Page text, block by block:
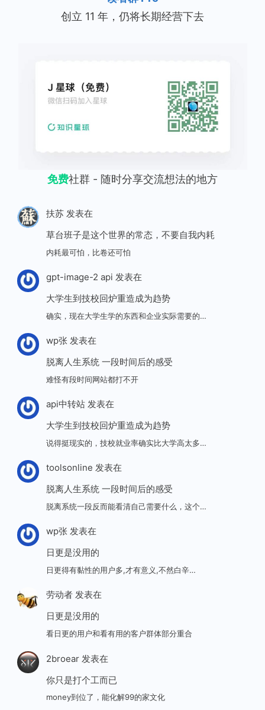
创立 11 年，仍将长期经营下去
免费社群 - 随时分享交流想法的地方
扶苏发表在
草台班子是这个世界的常态，不要自我内耗
内耗最可怕，比卷还可怕
gpt-image-2 api 发表在
大学生到技校回炉重造成为趋势
确实，现在大学生学的东西和企业实际需要的…
wp张发表在
脱离人生系统 一段时间后的感受
难怪有段时间网站都打不开
api中转站发表在
大学生到技校回炉重造成为趋势
说得挺现实的，技校就业率确实比大学高太多…
toolsonline 发表在
脱离人生系统 一段时间后的感受
脱离系统一段反而能看清自己需要什么，这个…
wp张发表在
日更是没用的
日更得有黏性的用户多,才有意义,不然白辛…
劳动者发表在
日更是没用的
看日更的用户和看有用的客户群体部分重合
2broear发表在
你只是打个工而已
money到位了，能化解99的家文化